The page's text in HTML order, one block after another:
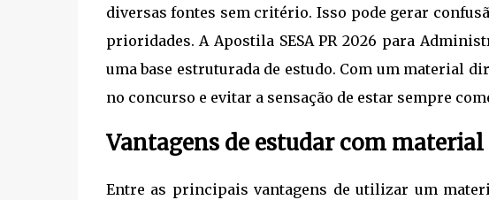
diversas fontes sem critério. Isso pode gerar
prioridades. A Apostila SESA PR 2026 para
uma base estruturada de estudo. Com um material
no concurso e evitar a sensação de estar sempre
Vantagens de estudar com
Entre as principais vantagens de utilizar um